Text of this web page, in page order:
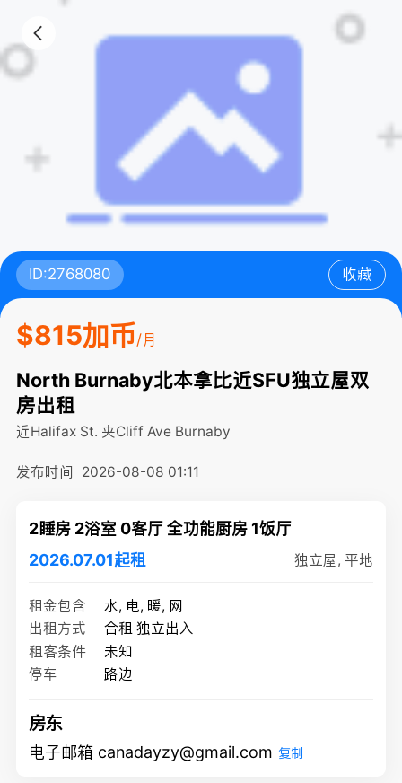
ID:2768080 收藏
$815加币/月
North Burnaby北本拿比近SFU独立屋双
房出租
近Halifax St. 夹Cliff Ave Burnaby
发布时间 2026-08-08 01:11
2睡房 2浴室 0客厅 全功能厨房 1饭厅
2026.07.01起租
独立屋, 平地
租金包含
水, 电, 暖, 网
出租方式
合租 独立出入
租客条件
未知
停车
路边
房东
电子邮箱 canadayzy@gmail.com 复制